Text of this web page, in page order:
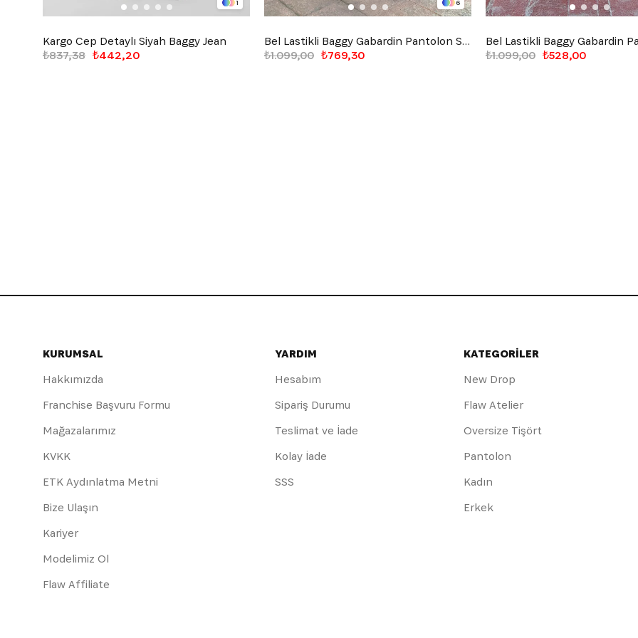
1
Kargo Cep Detaylı Siyah Baggy Jean
₺442,20
₺837,38
6
Bel Lastikli Baggy Gabardin Pantolon Siyah
₺769,30
₺1.099,00
₺528,00
₺1.099,00
KURUMSAL
Hakkımızda
Franchise Başvuru Formu
Mağazalarımız
KVKK
ETK Aydınlatma Metni
Bize Ulaşın
Kariyer
Modelimiz Ol
Flaw Affiliate
YARDIM
Hesabım
Sipariş Durumu
Teslimat ve İade
Kolay İade
SSS
KATEGORİLER
New Drop
Flaw Atelier
Oversize Tişört
Pantolon
Kadın
Erkek